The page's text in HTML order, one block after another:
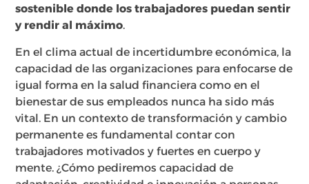
sostenible donde los trabajadores puedan sentir
y rendir al máximo.
En el clima actual de incertidumbre económica, la
capacidad de las organizaciones para enfocarse de
igual forma en la salud financiera como en el
bienestar de sus empleados nunca ha sido más
vital. En un contexto de transformación y cambio
permanente es fundamental contar con
trabajadores motivados y fuertes en cuerpo y
mente. ¿Cómo pediremos capacidad de